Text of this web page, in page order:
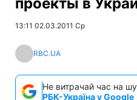
13:11 02.03.2011 Ср
RBC.UA
Не витрачай час на
РБК-Україна у Google